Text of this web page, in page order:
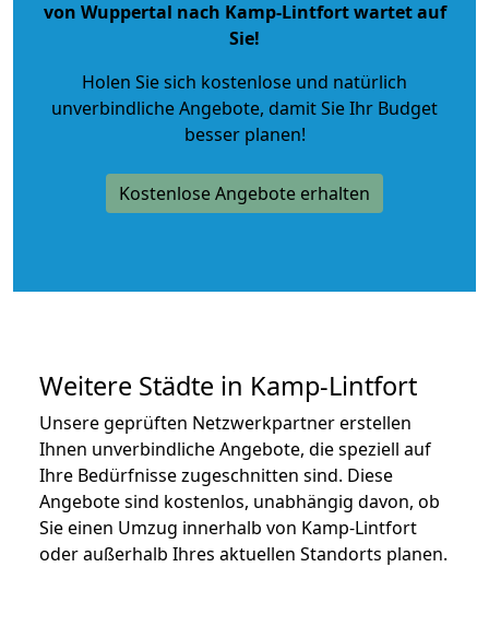
von Wuppertal nach Kamp-Lintfort wartet auf
Sie!
Holen Sie sich kostenlose und natürlich
unverbindliche Angebote, damit Sie Ihr Budget
besser planen!
Kostenlose Angebote erhalten
Weitere Städte in Kamp-Lintfort
Unsere geprüften Netzwerkpartner erstellen
Ihnen unverbindliche Angebote, die speziell auf
Ihre Bedürfnisse zugeschnitten sind. Diese
Angebote sind kostenlos, unabhängig davon, ob
Sie einen Umzug innerhalb von Kamp-Lintfort
oder außerhalb Ihres aktuellen Standorts planen.